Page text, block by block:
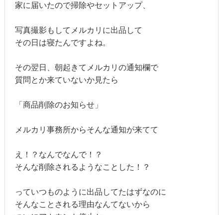
家に届いたので掃除やセットアップ、
写真撮影もしてメルカリに出品して
その日は寝たんですよね。
その翌日、朝起きてメルカリの通知欄で
質問とか来ていないか見たら
「商品削除のお知らせ」
メルカリ事務所からそんな通知が来てて
え！？なんでなんで！？
そんな削除されるようなことした！？
っていつものように出品してたはずなのに
そんなことされる理由なんてないから